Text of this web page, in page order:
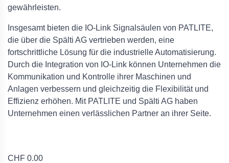
gewährleisten.
Insgesamt bieten die IO-Link Signalsäulen von PATLITE,
die über die Spälti AG vertrieben werden, eine
fortschrittliche Lösung für die industrielle Automatisierung.
Durch die Integration von IO-Link können Unternehmen die
Kommunikation und Kontrolle ihrer Maschinen und
Anlagen verbessern und gleichzeitig die Flexibilität und
Effizienz erhöhen. Mit PATLITE und Spälti AG haben
Unternehmen einen verlässlichen Partner an ihrer Seite.
CHF 0.00